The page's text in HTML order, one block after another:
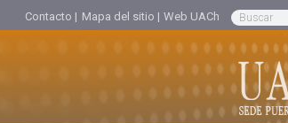
Contacto | Mapa del sitio | Web UACh